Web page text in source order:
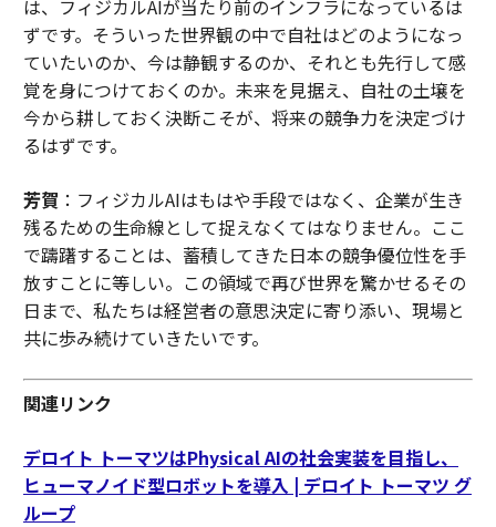
は、フィジカルAIが当たり前のインフラになっているは
ずです。そういった世界観の中で自社はどのようになっ
ていたいのか、今は静観するのか、それとも先行して感
覚を身につけておくのか。未来を見据え、自社の土壌を
今から耕しておく決断こそが、将来の競争力を決定づけ
るはずです。
芳賀 ：フィジカルAIはもはや手段ではなく、企業が生き
残るための生命線として捉えなくてはなりません。ここ
で躊躇することは、蓄積してきた日本の競争優位性を手
放すことに等しい。この領域で再び世界を驚かせるその
日まで、私たちは経営者の意思決定に寄り添い、現場と
共に歩み続けていきたいです。
関連リンク
デロイト トーマツはPhysical AIの社会実装を目指し、
ヒューマノイド型ロボットを導入 | デロイト トーマツ グ
ループ